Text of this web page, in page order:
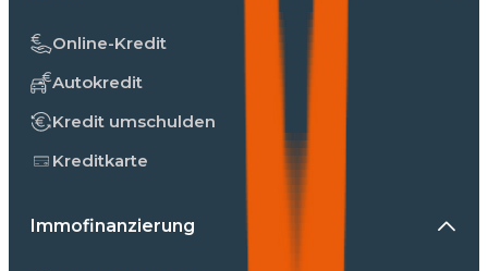
Online-Kredit
Autokredit
Kredit umschulden
Kreditkarte
Immofinanzierung